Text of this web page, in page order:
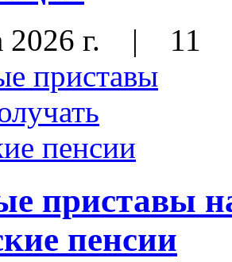
2026 г. | 11
приставы
пенсии